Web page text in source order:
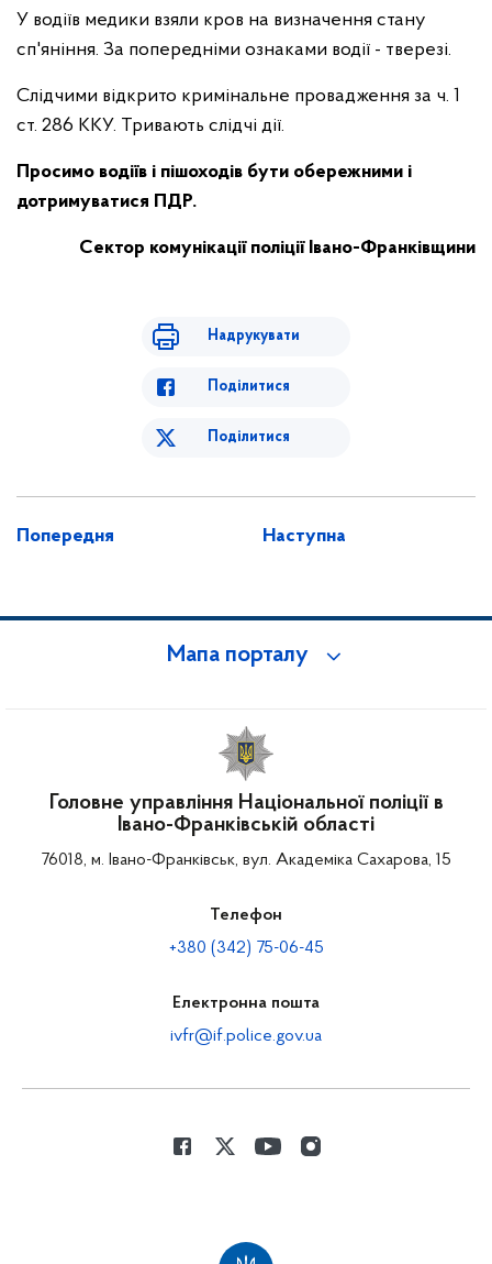
У водіїв медики взяли кров на визначення стану
сп'яніння. За попередніми ознаками водії - тверезі.
Слідчими відкрито кримінальне провадження за ч. 1
ст. 286 ККУ. Тривають слідчі дії.
Просимо водіїв і пішоходів бути обережними і
дотримуватися ПДР.
Сектор комунікаціїполіції Івано-Франківщини
Надрукувати
Поділитися
Поділитися
Попередня Наступна
Мапа порталу
Головне управління Національної поліції в
Івано-Франківській області
76018, м. Івано-Франківськ, вул. Академіка Сахарова, 15
Телефон
+380 (342) 75-06-45
Електронна пошта
ivfr@if.police.gov.ua